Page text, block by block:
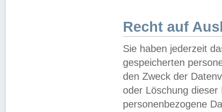
Recht auf
Sie haben jederzeit
gespeicherten
den Zweck der
oder Löschung
personenbezogene